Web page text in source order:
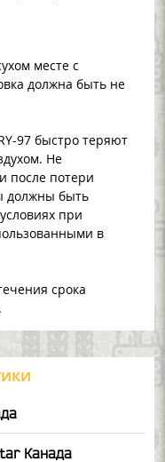
месте с
должна быть не
97 быстро теряют
Не
после потери
должны быть
при
в
срока
Канада